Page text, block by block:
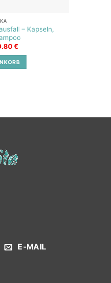
– Kapseln,
€
€Aktueller
ist:
69.80 €.
E-MAIL